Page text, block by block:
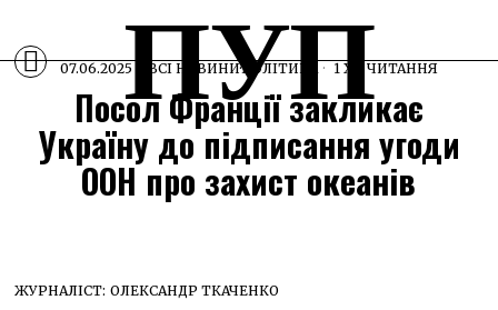
ПУП
07.06.2025 ВСІ НОВИНИ·ПОЛІТИКА 1 ХВ ЧИТАННЯ
Посол Франції закликає
Україну до підписання угоди
ООН про захист океанів
ЖУРНАЛІСТ: ОЛЕКСАНДР ТКАЧЕНКО